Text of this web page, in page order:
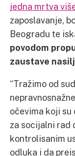
jedna mrtva
zaposlavanje,
Beogradu te
povodom
zaustave
“Tražimo od
očevima koji
za socijalni rad
kontrolisanim
odluka i da